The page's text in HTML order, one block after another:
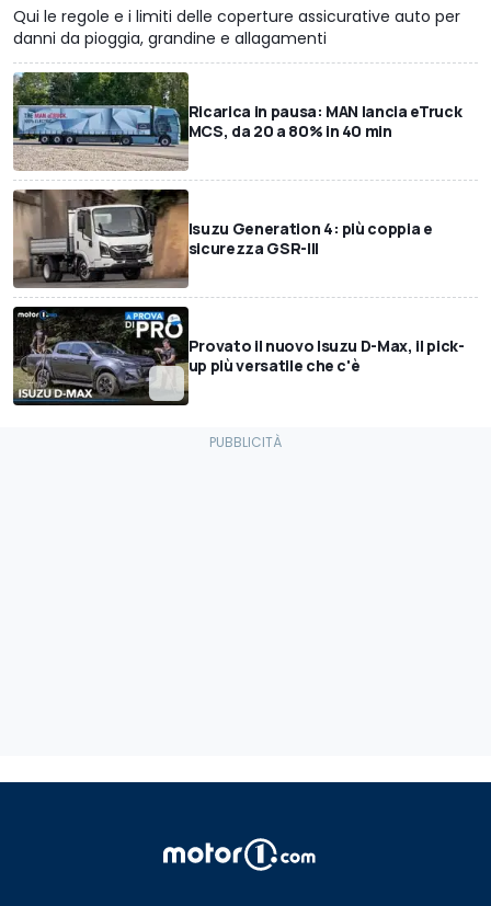
Qui le regole e i limiti delle coperture assicurative auto per
danni da pioggia, grandine e allagamenti
Ricarica in pausa: MAN lancia eTruck
MCS, da 20 a 80% in 40 min
Isuzu Generation 4: più coppia e
sicurezza GSR-III
Provato il nuovo Isuzu D-Max, il pick-
up più versatile che c'è